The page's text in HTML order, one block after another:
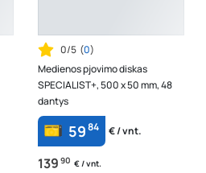
0/5 (0)
Medienos pjovimo diskas
SPECIALIST+, 500 x 50 mm, 48
dantys
5984 € / vnt.
139 90 € / vnt.